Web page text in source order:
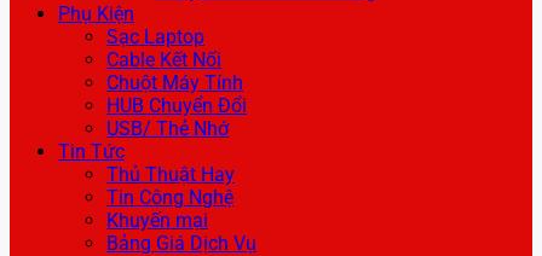
Phụ Kiện
Sạc Laptop
Cable Kết Nối
Chuột Máy Tính
HUB Chuyển Đổi
USB/ Thẻ Nhớ
Tin Tức
Thủ Thuật Hay
Tin Công Nghệ
Khuyến mại
Bảng Giá Dịch Vụ